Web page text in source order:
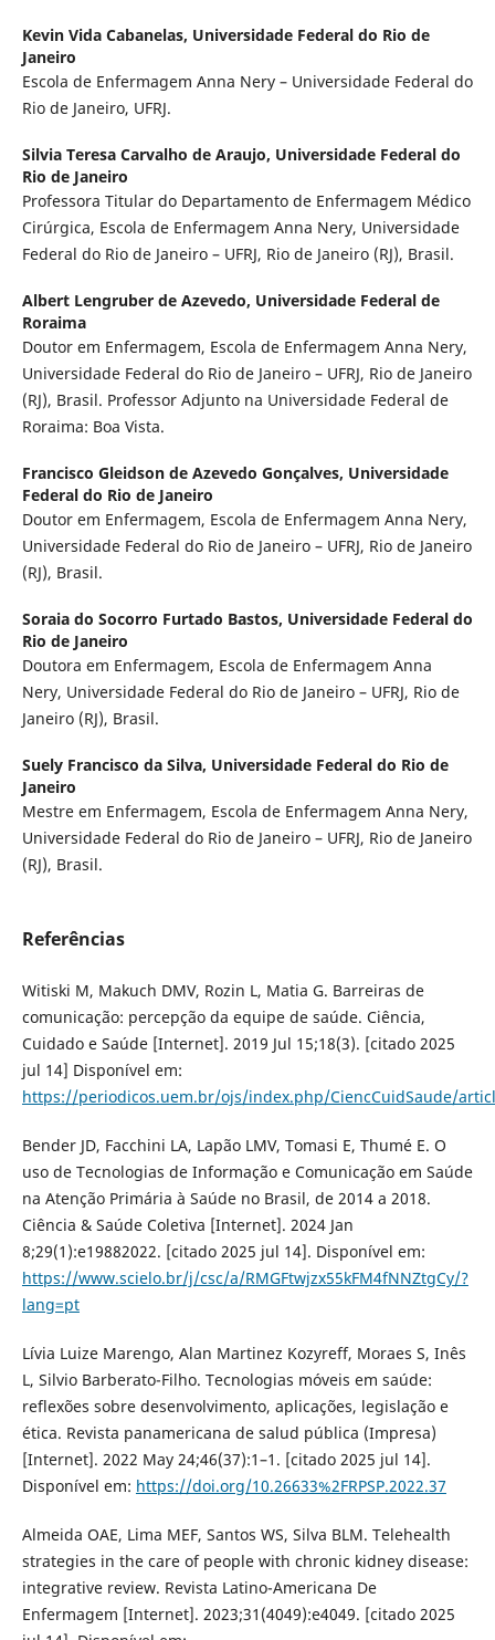
Kevin Vida Cabanelas, Universidade Federal do Rio de
Janeiro
Escola de Enfermagem Anna Nery – Universidade Federal do
Rio de Janeiro, UFRJ.
Silvia Teresa Carvalho de Araujo, Universidade Federal do
Rio de Janeiro
Professora Titular do Departamento de Enfermagem Médico
Cirúrgica, Escola de Enfermagem Anna Nery, Universidade
Federal do Rio de Janeiro – UFRJ, Rio de Janeiro (RJ), Brasil.
Albert Lengruber de Azevedo, Universidade Federal de
Roraima
Doutor em Enfermagem, Escola de Enfermagem Anna Nery,
Universidade Federal do Rio de Janeiro – UFRJ, Rio de Janeiro
(RJ), Brasil. Professor Adjunto na Universidade Federal de
Roraima: Boa Vista.
Francisco Gleidson de Azevedo Gonçalves, Universidade
Federal do Rio de Janeiro
Doutor em Enfermagem, Escola de Enfermagem Anna Nery,
Universidade Federal do Rio de Janeiro – UFRJ, Rio de Janeiro
(RJ), Brasil.
Soraia do Socorro Furtado Bastos, Universidade Federal do
Rio de Janeiro
Doutora em Enfermagem, Escola de Enfermagem Anna
Nery, Universidade Federal do Rio de Janeiro – UFRJ, Rio de
Janeiro (RJ), Brasil.
Suely Francisco da Silva, Universidade Federal do Rio de
Janeiro
Mestre em Enfermagem, Escola de Enfermagem Anna Nery,
Universidade Federal do Rio de Janeiro – UFRJ, Rio de Janeiro
(RJ), Brasil.
Referências
Witiski M, Makuch DMV, Rozin L, Matia G. Barreiras de
comunicação: percepção da equipe de saúde. Ciência,
Cuidado e Saúde [Internet]. 2019 Jul 15;18(3). [citado 2025
jul 14] Disponível em:
https://periodicos.uem.br/ojs/index.php/CiencCuidSaude/
Bender JD, Facchini LA, Lapão LMV, Tomasi E, Thumé E. O
uso de Tecnologias de Informação e Comunicação em Saúde
na Atenção Primária à Saúde no Brasil, de 2014 a 2018.
Ciência & Saúde Coletiva [Internet]. 2024 Jan
8;29(1):e19882022. [citado 2025 jul 14]. Disponível em:
https://www.scielo.br/j/csc/a/RMGFtwjzx55kFM4fNNZtgCy/?
lang=pt
Lívia Luize Marengo, Alan Martinez Kozyreff, Moraes S, Inês
L, Silvio Barberato-Filho. Tecnologias móveis em saúde:
reflexões sobre desenvolvimento, aplicações, legislação e
ética. Revista panamericana de salud pública (Impresa)
[Internet]. 2022 May 24;46(37):1–1. [citado 2025 jul 14].
Disponível em: https://doi.org/10.26633%2FRPSP.2022.37
Almeida OAE, Lima MEF, Santos WS, Silva BLM. Telehealth
strategies in the care of people with chronic kidney disease:
integrative review. Revista Latino-Americana De
Enfermagem [Internet]. 2023;31(4049):e4049. [citado 2025